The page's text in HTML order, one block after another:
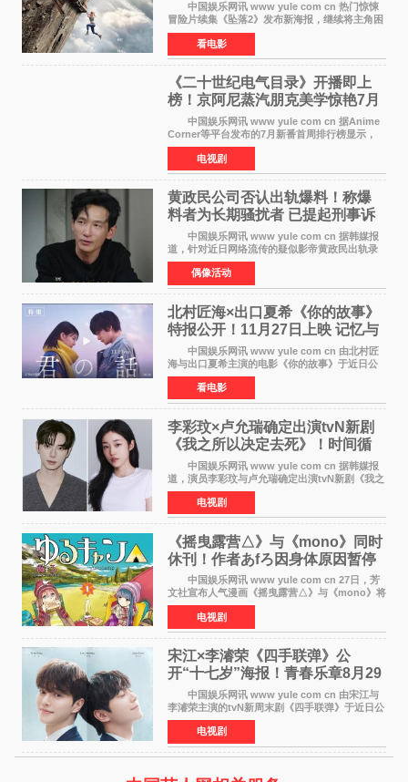
中国娱乐网讯 www yule com cn 热门惊悚
冒险片续集《坠落2》发布新海报，继续将主角困
于绝境高处——这一次，是摇摇欲坠的徒步栈
道。该片将于今年9月2日北美上映，恐高症患者
请提前做好心理
看电影
《二十世纪电气目录》开播即上
榜！京阿尼蒸汽朋克美学惊艳7月
新番季
中国娱乐网讯 www yule com cn 据Anime
Corner等平台发布的7月新番首周排行榜显示，
由京都动画制作的《二十世纪电气目录》在多个
榜单中表现亮眼，位列AniLab全球TOP10第十
名。该剧改编自结
电视剧
黄政民公司否认出轨爆料！称爆
料者为长期骚扰者 已提起刑事诉
中国娱乐网讯 www yule com cn 据韩媒报
道，针对近日网络流传的疑似影帝黄政民出轨录
音及短信爆料，黄政民所属经纪公司于今日正式
发表声明，明确否认相关传闻。 公司表示，
爆料者是一名长
偶像活动
北村匠海×出口夏希《你的故事》
特报公开！11月27日上映 记忆与
初恋的奇幻交织
中国娱乐网讯 www yule com cn 由北村匠
海与出口夏希主演的电影《你的故事》于近日公
开特报影像，正式定档11月27日上映。 本片
改编自三秋缒同名小说，编剧由曾执笔《孤独摇
滚！》的吉田惠
看电影
李彩玟×卢允瑞确定出演tvN新剧
《我之所以决定去死》！时间循
环青春爱情来袭
中国娱乐网讯 www yule com cn 据韩媒报
道，演员李彩玟与卢允瑞确定出演tvN新剧《我之
所以决定去死》，分别担任男女主角。该剧预计
将于明年播出，引发观众期待。 本剧改编自
NAVER同名人气
电视剧
《摇曳露营△》与《mono》同时
休刊！作者あfろ因身体原因暂停
双连载
中国娱乐网讯 www yule com cn 27日，芳
文社宣布人气漫画《摇曳露营△》与《mono》将
暂停连载一段时间，原因是漫画家あfろ身体状况
不佳。 编辑部表示：一直承蒙各位对
《mono》的喜爱，
电视剧
宋江×李濬荣《四手联弹》公
开“十七岁”海报！青春乐章8月29
日奏响
中国娱乐网讯 www yule com cn 由宋江与
李濬荣主演的tvN新周末剧《四手联弹》于近日公
开十七岁版海报，以充满青春气息的画面再度点
燃观众期待。 海报中，宋江与李濬荣并肩站
在音乐教室的
电视剧